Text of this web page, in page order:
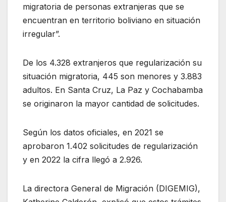
migratoria de personas extranjeras que se
encuentran en territorio boliviano en situación
irregular”.
De los 4.328 extranjeros que regularización su
situación migratoria, 445 son menores y 3.883
adultos. En Santa Cruz, La Paz y Cochabamba
se originaron la mayor cantidad de solicitudes.
Según los datos oficiales, en 2021 se
aprobaron 1.402 solicitudes de regularización
y en 2022 la cifra llegó a 2.926.
La directora General de Migración (DIGEMIG),